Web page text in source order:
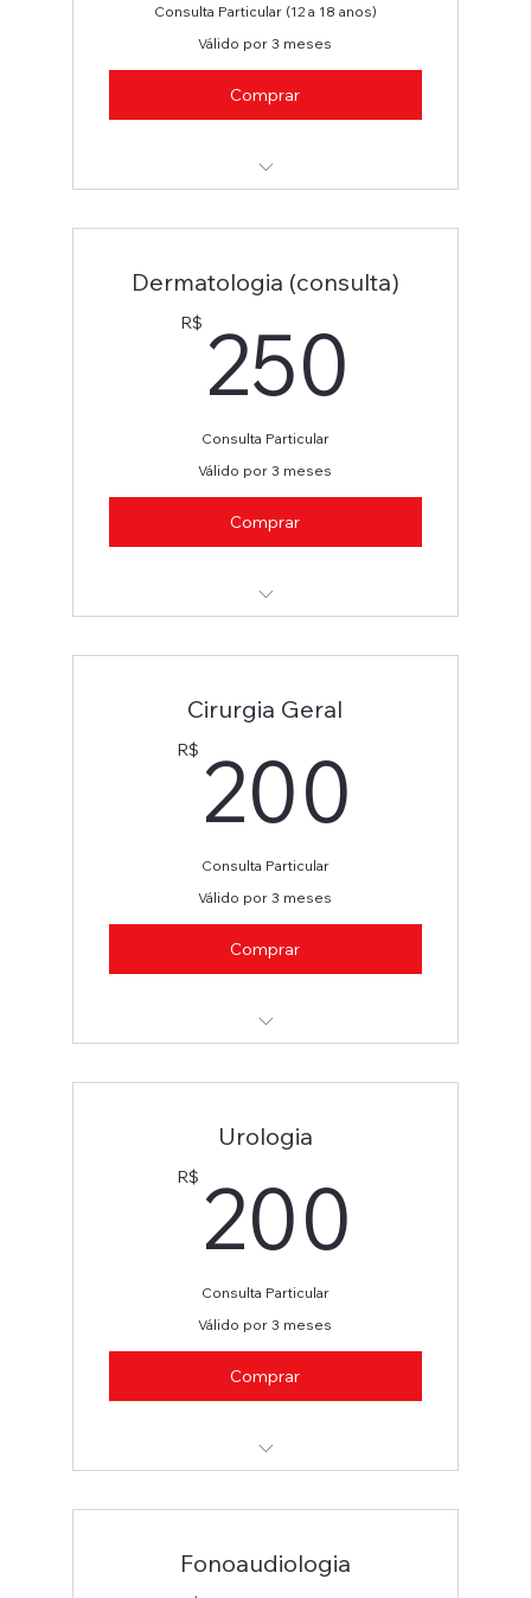
Consulta Particular (12 a 18 anos)
Válido por 3 meses
Comprar
Dermatologia (consulta)
R$ 250
Consulta Particular
Válido por 3 meses
Comprar
Cirurgia Geral
R$ 200
Consulta Particular
Válido por 3 meses
Comprar
Urologia
R$ 200
Consulta Particular
Válido por 3 meses
Comprar
Fonoaudiologia